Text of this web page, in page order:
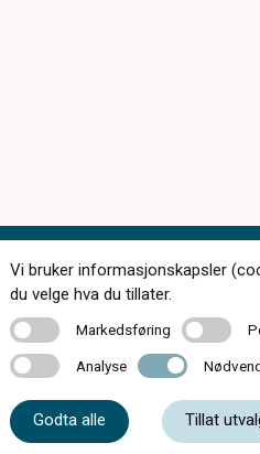
Kontakt oss
Vi bruker informasjonskapsler
du velge hva du tillater.
MarkedsføringMarkedsføring
Analyse Analyse Nødvendig
Godta alle Tillat